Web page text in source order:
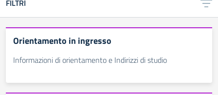
FILTRI
Orientamento in ingresso
Informazioni di orientamento e Indirizzi di studio